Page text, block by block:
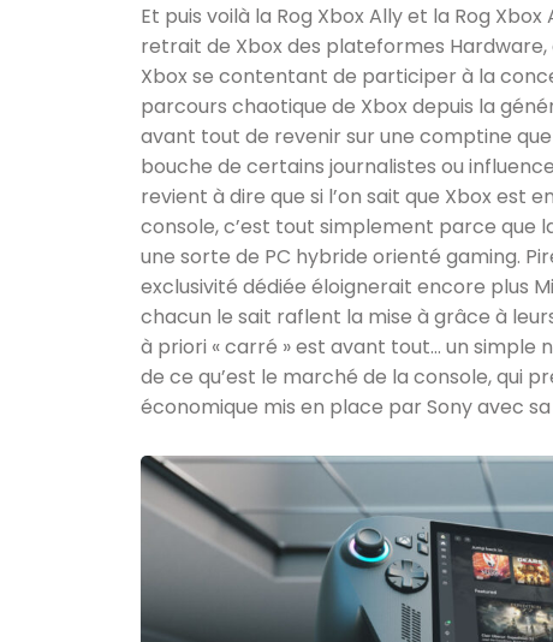
Et puis voilà la Rog Xbox Ally et la Rog
retrait de Xbox des plateformes
Xbox se contentant de participer à la
parcours chaotique de Xbox depuis la
avant tout de revenir sur une comptine
bouche de certains journalistes ou
revient à dire que si l’on sait que Xbox est
console, c’est tout simplement parce que
une sorte de PC hybride orienté gaming.
exclusivité dédiée éloignerait encore plus
chacun le sait raflent la mise à grâce à
à priori « carré » est avant tout… un simple
de ce qu’est le marché de la console, qui
économique mis en place par Sony avec